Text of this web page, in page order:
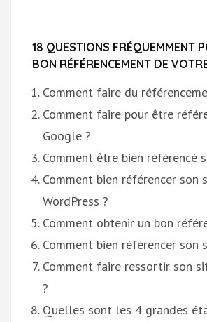
18 QUESTIONS FRÉQUEMMENT
BON RÉFÉRENCEMENT DE
Comment faire du
Comment faire pour être
Google ?
Comment être bien référencé
Comment bien référencer son
WordPress ?
Comment obtenir un bon
Comment bien référencer son
Comment faire ressortir son
?
Quelles sont les 4 grandes